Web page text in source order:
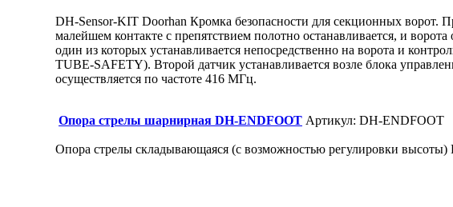
DH-Sensor-KIT Doorhan Кромка безопасности для секционных ворот.
малейшем контакте с препятствием полотно останавливается, и
один из которых устанавливается непосредственно на ворота и
TUBE-SAFETY). Второй датчик устанавливается возле блока
осуществляется по частоте 416 МГц.
Опора стрелы шарнирная DH-ENDFOOT Артикул: DH-ENDFOOT
Опора стрелы складывающаяся (с возможностью регулировки